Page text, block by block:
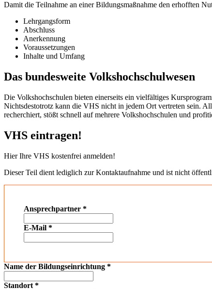
Damit die Teilnahme an einer Bildungsmaßnahme den erhofften
Lehrgangsform
Abschluss
Anerkennung
Voraussetzungen
Inhalte und Umfang
Das bundesweite Volkshochschulwesen
Die Volkshochschulen bieten einerseits ein vielfältiges
Nichtsdestotrotz kann die VHS nicht in jedem Ort vertreten sein.
recherchiert, stößt schnell auf mehrere Volkshochschulen und
VHS eintragen!
Hier Ihre VHS kostenfrei anmelden!
Dieser Teil dient lediglich zur Kontaktaufnahme und ist nicht
Ansprechpartner *
E-Mail *
Name der Bildungseinrichtung *
Standort *